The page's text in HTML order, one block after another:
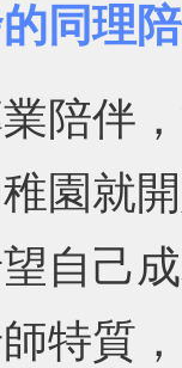
同理
陪伴
園就
自己
特質